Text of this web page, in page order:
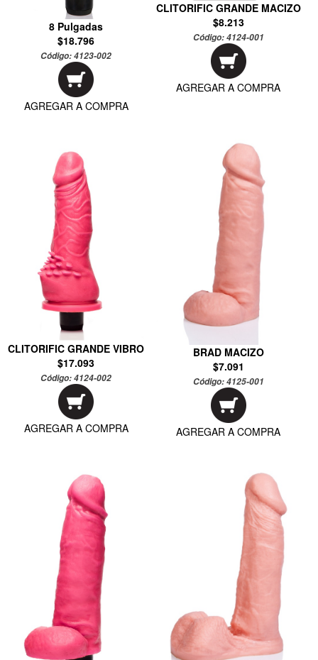
8 Pulgadas
$18.796
Código:4123-002
AGREGAR A COMPRA
CLITORIFIC GRANDE MACIZO
$8.213
Código:4124-001
AGREGAR A COMPRA
CLITORIFIC GRANDE VIBRO
$17.093
Código:4124-002
AGREGAR A COMPRA
BRAD MACIZO
$7.091
Código:4125-001
AGREGAR A COMPRA